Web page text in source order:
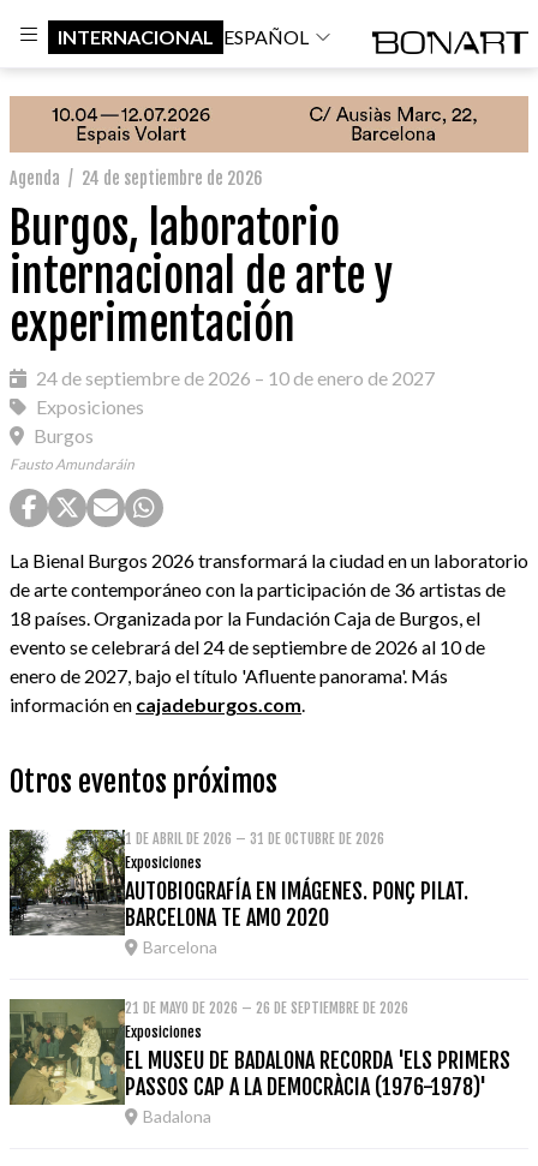
INTERNACIONAL ESPAÑOL
Agenda / 24 de septiembre de 2026
Burgos, laboratorio
internacional de arte y
experimentación
24 de septiembre de 2026 – 10 de enero de 2027
Exposiciones
Burgos
Fausto Amundaráin
La Bienal Burgos 2026 transformará la ciudad en un laboratorio
de arte contemporáneo con la participación de 36 artistas de
18 países. Organizada por la Fundación Caja de Burgos, el
evento se celebrará del 24 de septiembre de 2026 al 10 de
enero de 2027, bajo el título 'Afluente panorama'. Más
información en cajadeburgos.com
Otros eventos próximos
1 DE ABRIL DE 2026 – 31 DE OCTUBRE DE 2026
Exposiciones
AUTOBIOGRAFÍA EN IMÁGENES. PONÇ PILAT.
BARCELONA TE AMO 2020
Barcelona
21 DE MAYO DE 2026 – 26 DE SEPTIEMBRE DE 2026
Exposiciones
EL MUSEU DE BADALONA RECORDA 'ELS PRIMERS
PASSOS CAP A LA DEMOCRÀCIA (1976-1978)'
Badalona